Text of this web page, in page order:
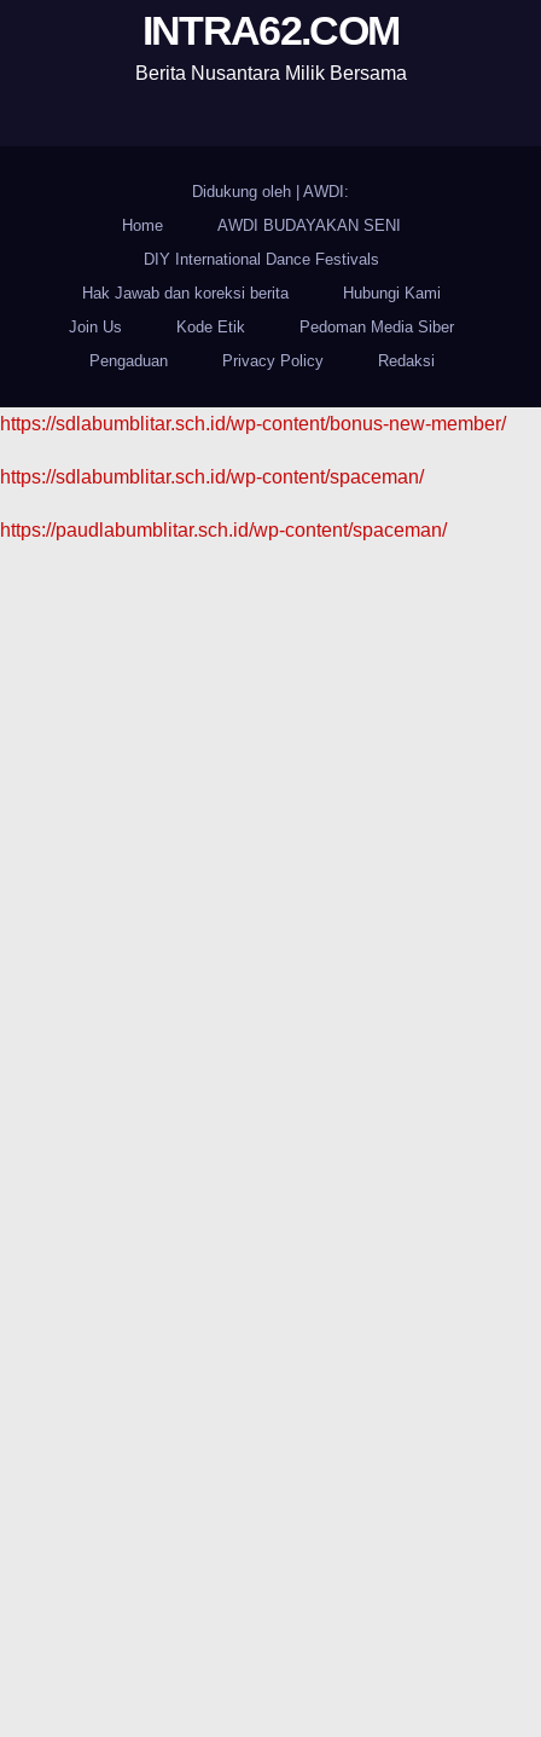
INTRA62.COM
Berita Nusantara Milik Bersama
Didukung oleh
AWDI:
Home
AWDI BUDAYAKAN SENI
DIY International Dance Festivals
Hak Jawab dan koreksi berita
Hubungi Kami
Join Us
Kode Etik
Pedoman Media Siber
Pengaduan
Privacy Policy Redaksi
https://sdlabumblitar.sch.id/wp-content/bonus-new-member/
https://sdlabumblitar.sch.id/wp-content/spaceman/
https://paudlabumblitar.sch.id/wp-content/spaceman/